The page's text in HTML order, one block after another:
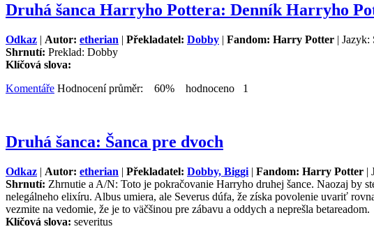
Druhá šanca Harryho Pottera: Denník Harryho
Odkaz | Autor: etherian | Překladatel: Dobby | Fandom: Harry Potter | Jazyk:
Shrnutí: Preklad: Dobby
Klíčová slova:
Komentáře Hodnocení průměr: 60% hodnoceno 1
Druhá šanca: Šanca pre dvoch
Odkaz | Autor: etherian | Překladatel: Dobby, Biggi | Fandom: Harry Potter |
Shrnutí: Zhrnutie a A/N: Toto je pokračovanie Harryho druhej šance. Naozaj by
nelegálneho elixíru. Albus umiera, ale Severus dúfa, že získa povolenie uvariť
vezmite na vedomie, že je to väčšinou pre zábavu a oddych a neprešla betareadom.
Klíčová slova: severitus